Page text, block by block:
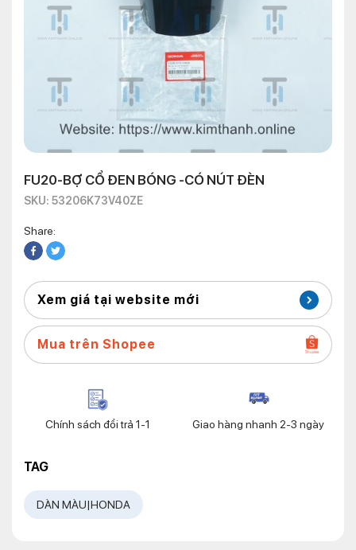
FU20-BỢ CỔ ĐEN BÓNG -CÓ NÚT ĐÈN
SKU: 53206K73V40ZE
Share:
Xem giá tại website mới
Mua trên Shopee
Chính sách đổi trả 1-1 Giao hàng nhanh 2-3 ngày
TAG
DÀN MÀU|HONDA